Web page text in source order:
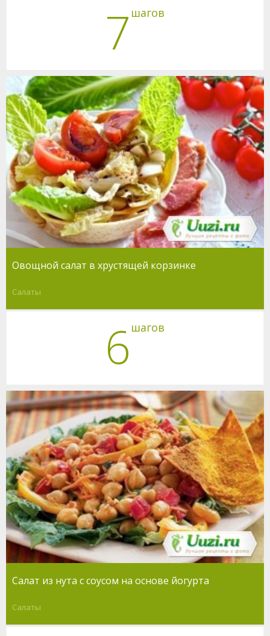
7 шагов
Овощной салат в хрустящей корзинке
Салаты
6 шагов
Салат из нута с соусом на основе йогурта
Салаты